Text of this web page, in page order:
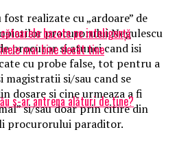
realizate cu „ardoare” de
procurorului Negulescu
procuror si atunci cand isi
cu probe false, tot pentru a
si/sau cand se
dosare si cine urmeaza a fi
si/sau doar prin citire din
procurorului paraditor.
bazate pe inteligență
mai bine decât tine
s-ar antrena alături de tine?